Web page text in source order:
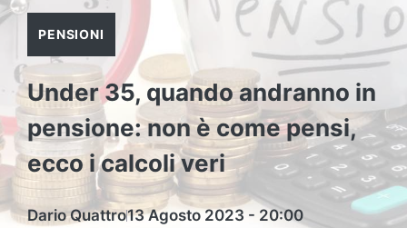
PENSIONI
Under 35, quando andranno in
pensione: non è come pensi,
ecco i calcoli veri
Dario Quattro13 Agosto 2023 - 20:00